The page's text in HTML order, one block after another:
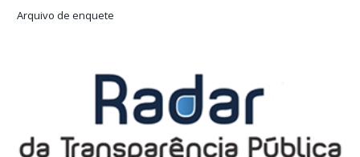
Arquivo de enquete